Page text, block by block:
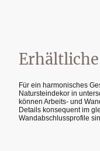
Für ein harmonisches
Natursteindekor in
können Arbeits- und
Details konsequent im
Wandabschlussprofile